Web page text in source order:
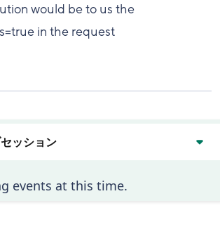
would be to us the
in the request
ッション
events at this time.